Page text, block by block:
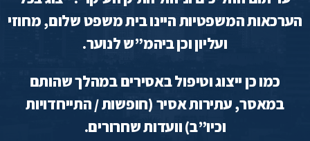
הערכאות המשפטיות היינו בית משפט שלום, מחוזי
ועליון וכן ביהמ”ש לנוער.
כמו כן ייצוג וטיפול באסירים במהלך שהותם
במאסר, עתירות אסיר (חופשות / התייחדויות
וכיו”ב) וועדות שחרורים.